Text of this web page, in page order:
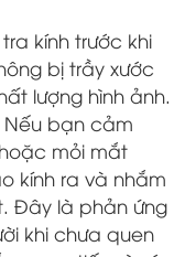
kính trước khi
bị trầy xước
lượng hình ảnh.
Nếu bạn cảm
mỏi mắt
kính ra và nhắm
Đây là phản ứng
khi chưa quen